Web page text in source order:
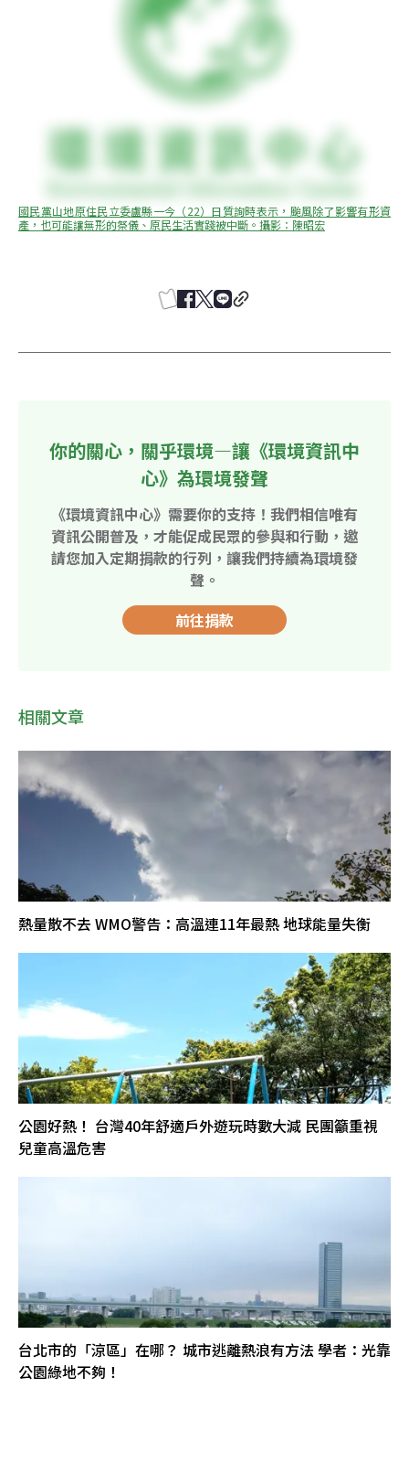
國民黨山地原住民立委盧縣一今（22）日質詢時表示，颱風除了影響有形資
產，也可能讓無形的祭儀、原民生活實踐被中斷。攝影：陳昭宏
你的關心，關乎環境—讓《環境資訊中
心》為環境發聲
《環境資訊中心》需要你的支持！我們相信唯有
資訊公開普及，才能促成民眾的參與和行動，邀
請您加入定期捐款的行列，讓我們持續為環境發
聲。
前往捐款
相關文章
熱量散不去 WMO警告：高溫連11年最熱 地球能量失衡
公園好熱！ 台灣40年舒適戶外遊玩時數大減 民團籲重視
兒童高溫危害
台北市的「涼區」在哪？ 城市逃離熱浪有方法 學者：光靠
公園綠地不夠！